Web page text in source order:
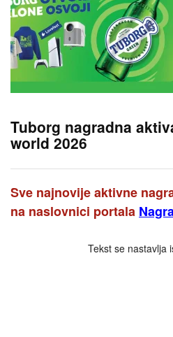
Tuborg nagradna
world 2026
Sve najnovije aktivne
na naslovnici portala
Tekst se nastavlja